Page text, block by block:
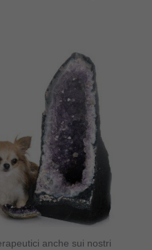
anche sui nostri